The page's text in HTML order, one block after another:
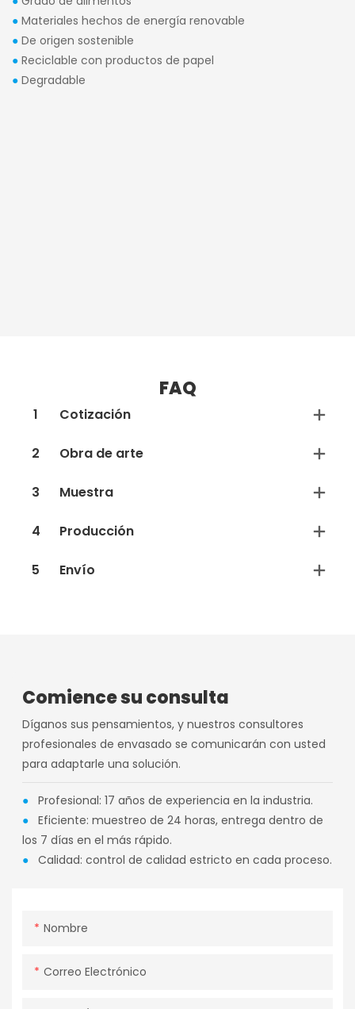
● Materiales hechos de energía renovable
● De origen sostenible
● Reciclable con productos de papel
● Degradable
FAQ
1 Cotización
2 Obra de arte
3 Muestra
4 Producción
5 Envío
Comience su consulta
Díganos sus pensamientos, y nuestros consultores
profesionales de envasado se comunicarán con usted
para adaptarle una solución.
● Profesional: 17 años de experiencia en la industria.
● Eficiente: muestreo de 24 horas, entrega dentro de
los 7 días en el más rápido.
● Calidad: control de calidad estricto en cada proceso.
Nombre
Correo Electrónico